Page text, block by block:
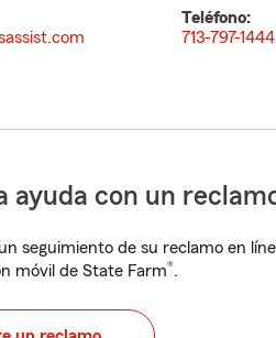
Teléfono:
713-797-1444
ayuda con un
seguimiento de su reclamo en
móvil de State Farm®.